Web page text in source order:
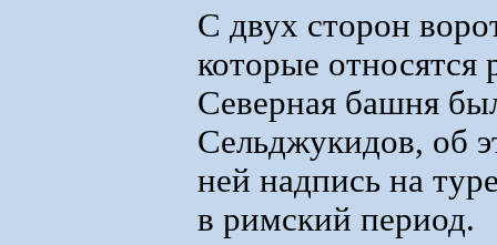
С двух сторон
которые
Северная башня
Сельджукидов, об
ней надпись на
в римский период.